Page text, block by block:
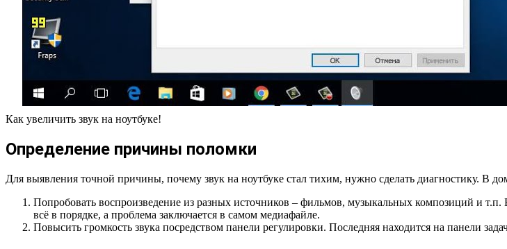
Как увеличить звук на ноутбуке!
Определение причины поломки
Для выявления точной причины, почему звук на ноутбуке стал тихим, нужно сделать диагностику. В
Попробовать воспроизведение из разных источников – фильмов, музыкальных композиций и
всё в порядке, а проблема заключается в самом медиафайле.
Повысить громкость звука посредством панели регулировки. Последняя находится на панели